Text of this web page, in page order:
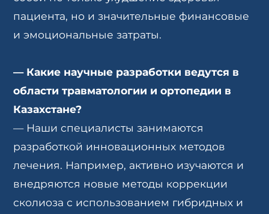
пациента, но и значительные финансовые
и эмоциональные затраты.
— Какие научные разработки ведутся в
области травматологии и ортопедии в
Казахстане?
— Наши специалисты занимаются
разработкой инновационных методов
лечения. Например, активно изучаются и
внедряются новые методы коррекции
сколиоза с использованием гибридных и